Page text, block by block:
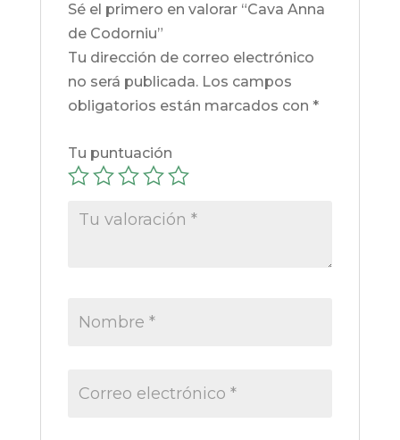
Sé el primero en valorar “Cava Anna
de Codorniu”
Tu dirección de correo electrónico
no será publicada. Los campos
obligatorios están marcados con *
Tu puntuación